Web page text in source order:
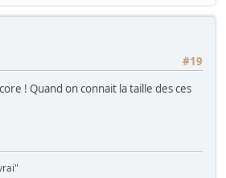
#19
! Quand on connait la taille des ces